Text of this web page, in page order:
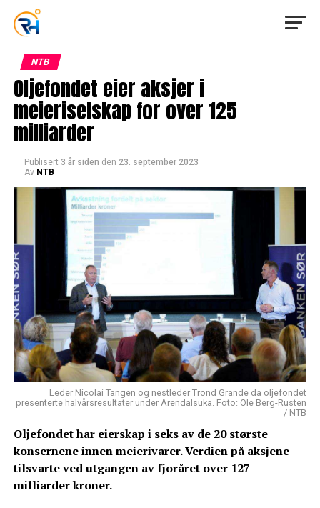
NTB
Oljefondet eier aksjer i
meieriselskap for over 125
milliarder
Publisert 3 år siden den 23. september 2023
Av NTB
Leder Nicolai Tangen og nestleder Trond Grande da oljefondet
presenterte halvårsresultater under Arendalsuka. Foto: Ole Berg-Rusten
/ NTB
Oljefondet har eierskap i seks av de 20 største
konsernene innen meierivarer. Verdien på aksjene
tilsvarte ved utgangen av fjoråret over 127
milliarder kroner.